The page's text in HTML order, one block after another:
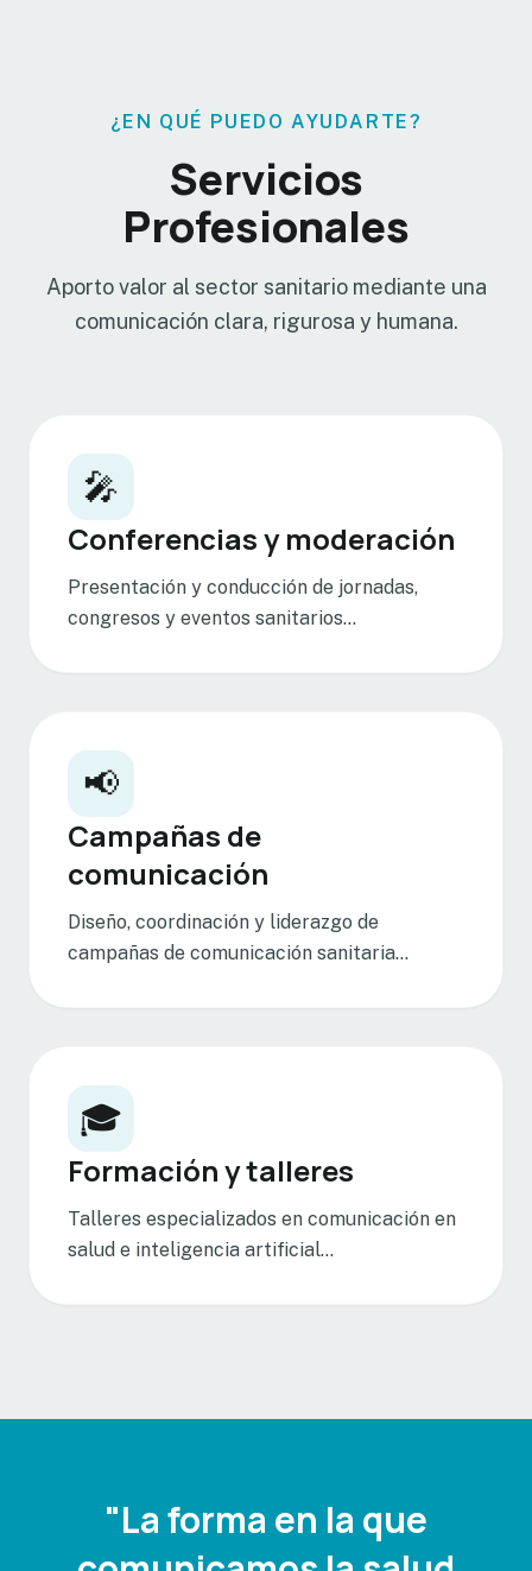
¿EN QUÉ PUEDO AYUDARTE?
Servicios
Profesionales
Aporto valor al sector sanitario mediante una
comunicación clara, rigurosa y humana.
🎤
Conferencias y moderación
Presentación y conducción de jornadas,
congresos y eventos sanitarios...
📢
Campañas de
comunicación
Diseño, coordinación y liderazgo de
campañas de comunicación sanitaria...
🎓
Formación y talleres
Talleres especializados en comunicación en
salud e inteligencia artificial...
"La forma en la que